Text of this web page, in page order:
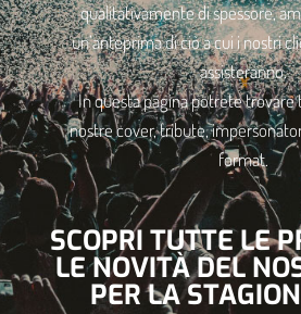
qualitativamente di spessore,
un’anteprima di ciò a cui i nostri
assisteranno.
In questa pagina potrete
nostre cover, tribute,
format.
SCOPRI TUTTE LE
LE NOVITÀ DEL
PER LA